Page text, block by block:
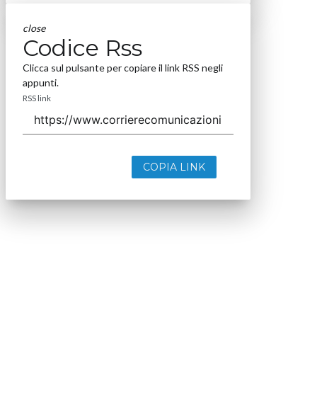
close
Codice Rss
Clicca sul pulsante per copiare il link RSS negli
appunti.
RSS link
COPIA LINK